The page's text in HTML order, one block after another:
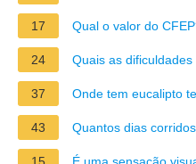
17 Qual o valor do
24 Quais as
37 Onde tem eucalipto
43 Quantos dias
15 É uma sensação